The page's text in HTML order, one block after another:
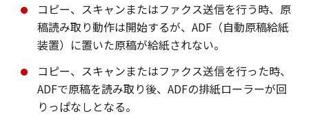
コピー、スキャンまたはファクス送信を行う時、原
稿読み取り動作は開始するが、ADF（自動原稿給紙
装置）に置いた原稿が給紙されない。
コピー、スキャンまたはファクス送信を行った時、
ADFで原稿を読み取り後、ADFの排紙ローラーが回
りっぱなしとなる。